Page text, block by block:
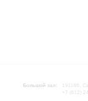
Большой зал:
191186,
+7 (812)